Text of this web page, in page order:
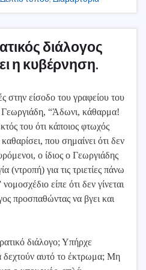
διάλογος
η κυβέρνηση.
στην είσοδο του γραφείου του
“Άδωνι, κάθαρμα!
του ότι κάποιος φτωχός
που σημαίνει ότι δεν
ο ίδιος ο Γεωργιάδης
(ντροπή) για τις τριετίες πάνω
είπε ότι δεν γίνεται
προσπαθώντας να βγει και
διάλογο; Υπήρχε
δεχτούν αυτό το έκτρωμα; Μη